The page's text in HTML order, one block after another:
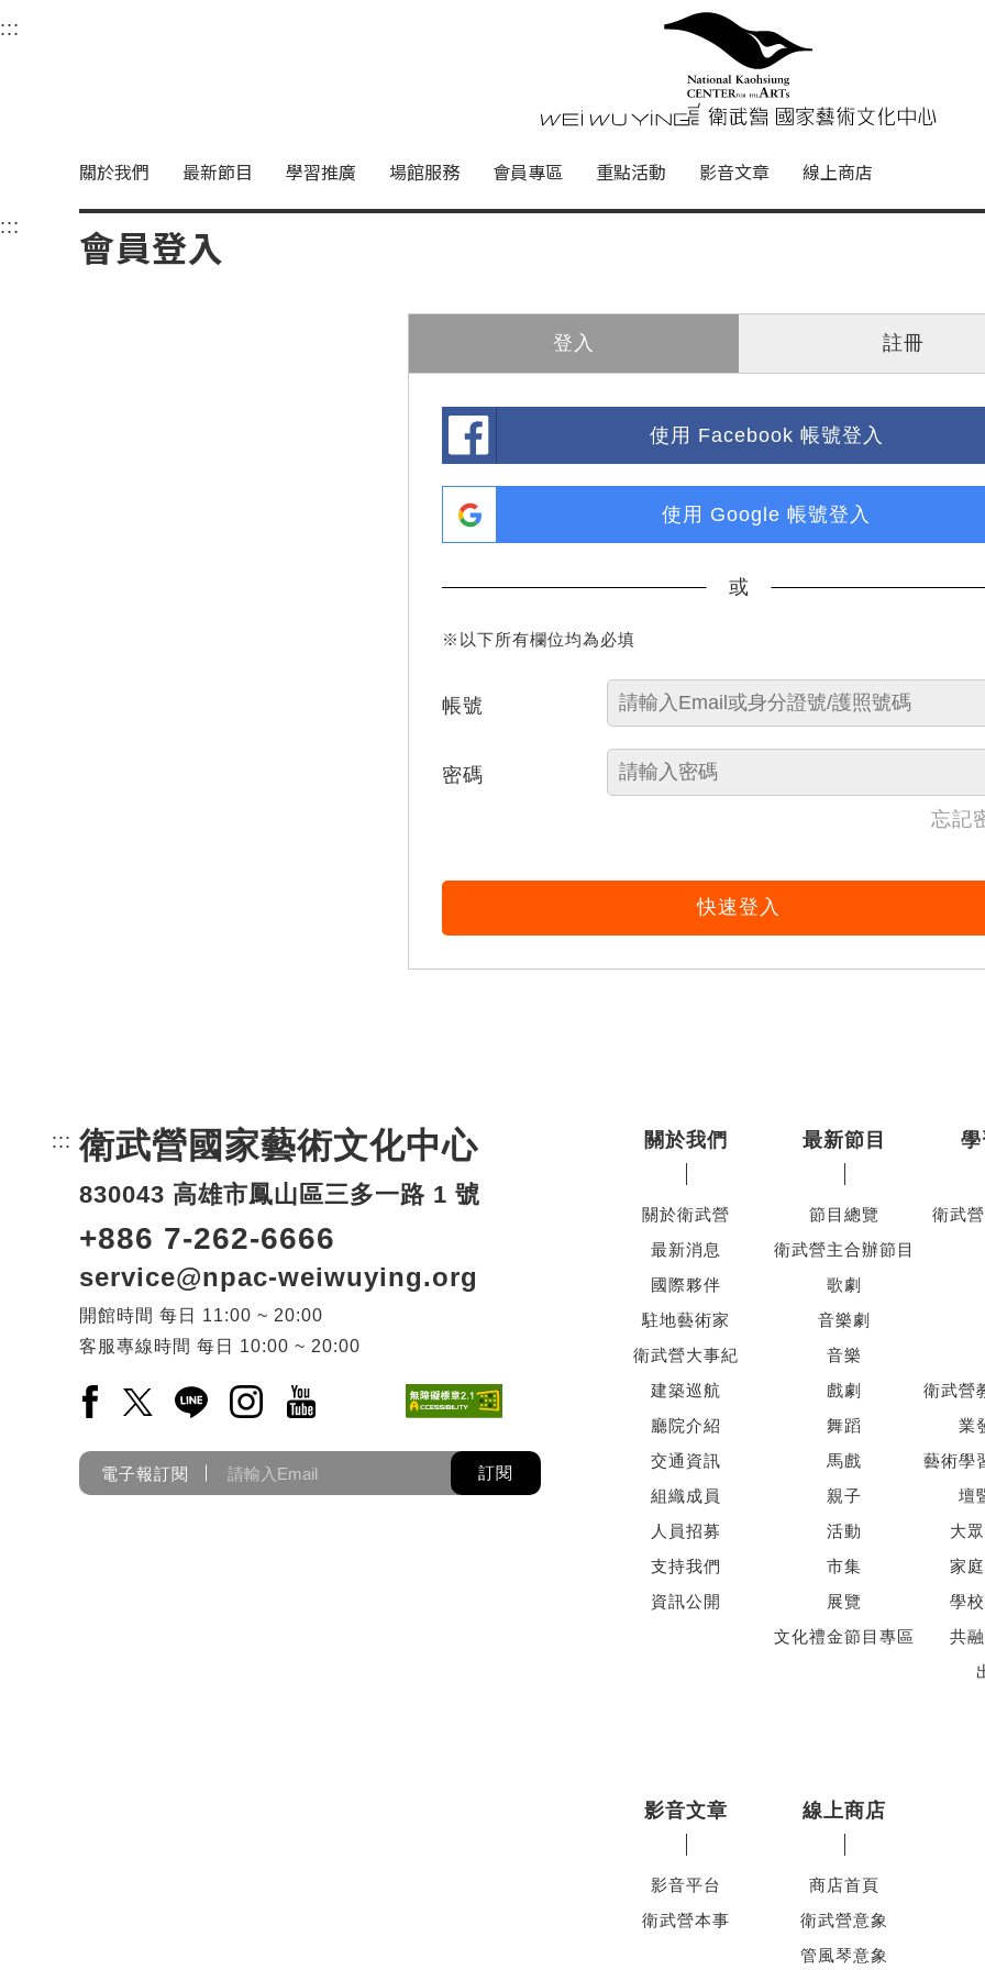
衛武營國家藝術文化中心
中央內容區塊，為本頁主要內容區。
::: 衛武營國家藝術文
關於我們 最新節目 學習推廣 場館服務 會員專區 重點活動 影音文章 線上商店
::: 中央內容區塊，為本頁主要內容區。
會員登入
登入 註冊
使用 Facebook 帳號登入
使用 Google 帳號登入
或
※以下所有欄位均為必填
帳號
密碼
忘記
快速登入
::: 頁尾網站資訊。
衛武營國家藝術文化中心
830043 高雄市鳳山區三多一路 1 號
+886 7-262-6666
service@npac-weiwuying.org
開館時間 每日
11:00 ~ 20:00
客服專線時間 每日 10:00 ~ 20:00
Facebook(另開新視窗)
X(另開新視窗)
LINE(另開新視窗)
Instagram(另開新視窗)
YouTube(另開新視窗)
電子報訂閱 訂閱
關於我們
關於衛武營
最新消息
國際夥伴
駐地藝術家
衛武營大事紀
建築巡航
廳院介紹
交通資訊
組織成員
人員招募
支持我們
資訊公開
最新節目
節目總覽
衛武營主合辦節目
歌劇
音樂劇
音樂
戲劇
舞蹈
馬戲
親子
活動
市集
展覽
文化禮金節目專區
衛武
衛武營
業
藝術學
壇
大
家
學
共
影音文章
影音平台
衛武營本事
線上商店
商店首頁
衛武營意象
管風琴意象